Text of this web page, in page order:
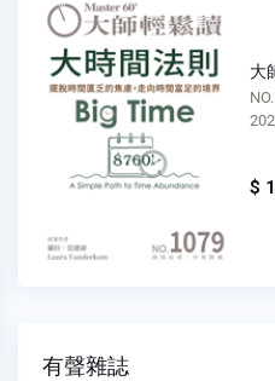
大
$
有聲雜誌